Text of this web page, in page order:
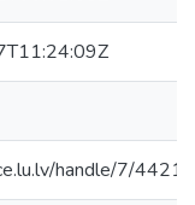
handle/7/44213